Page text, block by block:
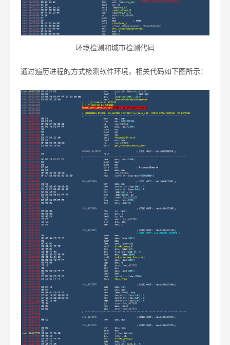
环境检测和城市检测代码
通过遍历进程的方式检测软件环境，相关代码如下图所示：